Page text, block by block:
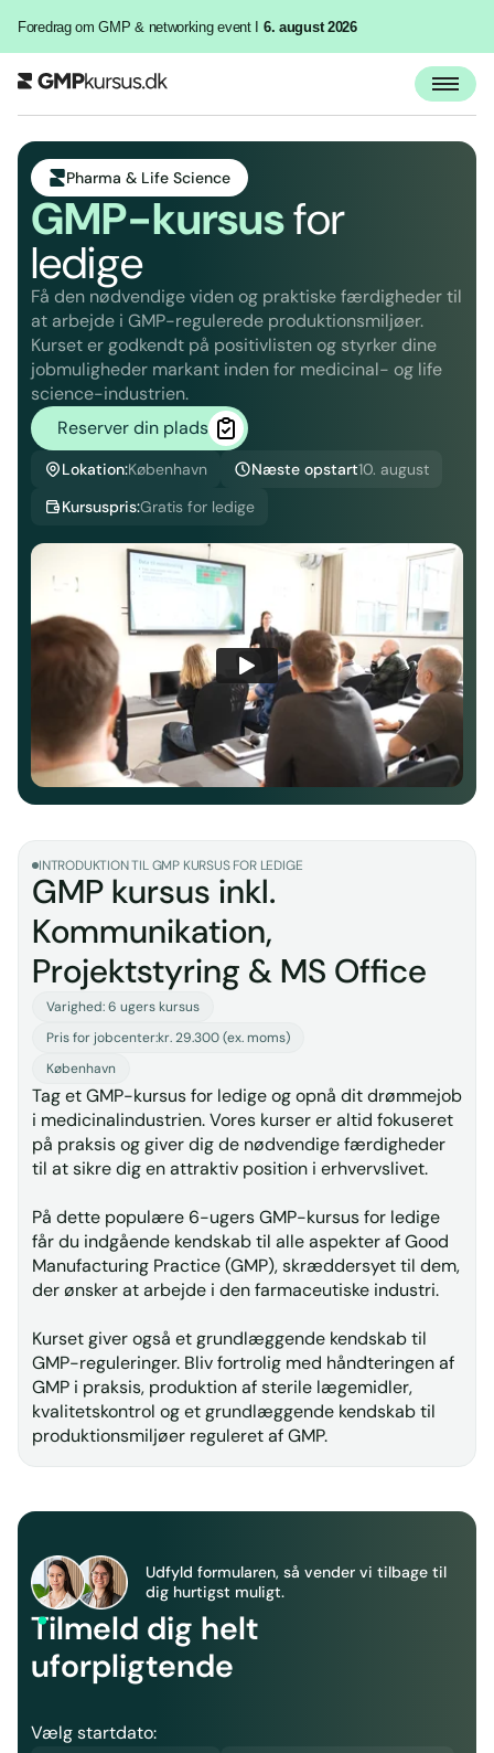
Foredrag om GMP & networking event I 6. august 2026
Pharma & Life Science
GMP-kursusfor
ledige
Få den nødvendige viden og praktiske færdigheder til
at arbejde i GMP-regulerede produktionsmiljøer.
Kurset er godkendt på positivlisten og styrker dine
jobmuligheder markant inden for medicinal- og life
science-industrien.
Reserver din plads
Lokation:København Næste opstart10. august
Kursuspris:Gratis for ledige
INTRODUKTION TIL GMP KURSUS FOR LEDIGE
GMP kursus inkl.
Kommunikation,
Projektstyring & MS Office
Varighed: 6 ugers kursus
Pris for jobcenter:kr. 29.300 (ex. moms)
København
Tag et GMP-kursus for ledige og opnå dit drømmejob
i medicinalindustrien. Vores kurser er altid fokuseret
på praksis og giver dig de nødvendige færdigheder
til at sikre dig en attraktiv position i erhvervslivet.
På dette populære 6-ugers GMP-kursus for ledige
får du indgående kendskab til alle aspekter af Good
Manufacturing Practice (GMP), skræddersyet til dem,
der ønsker at arbejde i den farmaceutiske industri.
Kurset giver også et grundlæggende kendskab til
GMP-reguleringer. Bliv fortrolig med håndteringen af
GMP i praksis, produktion af sterile lægemidler,
kvalitetskontrol og et grundlæggende kendskab til
produktionsmiljøer reguleret af GMP.
Udfyld formularen, så vender vi tilbage til
dig hurtigst muligt.
Tilmeld dig helt
uforpligtende
Vælg startdato: